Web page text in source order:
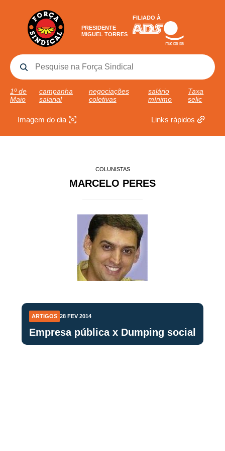
PRESIDENTE
MIGUEL TORRES
FILIADO À
1º de
Maio
campanha
salarial
negociações
coletivas
salário
mínimo
Taxa
selic
Imagem do dia Links rápidos
COLUNISTAS
MARCELO PERES
ARTIGOS 28 FEV 2014
Empresa pública x Dumping social